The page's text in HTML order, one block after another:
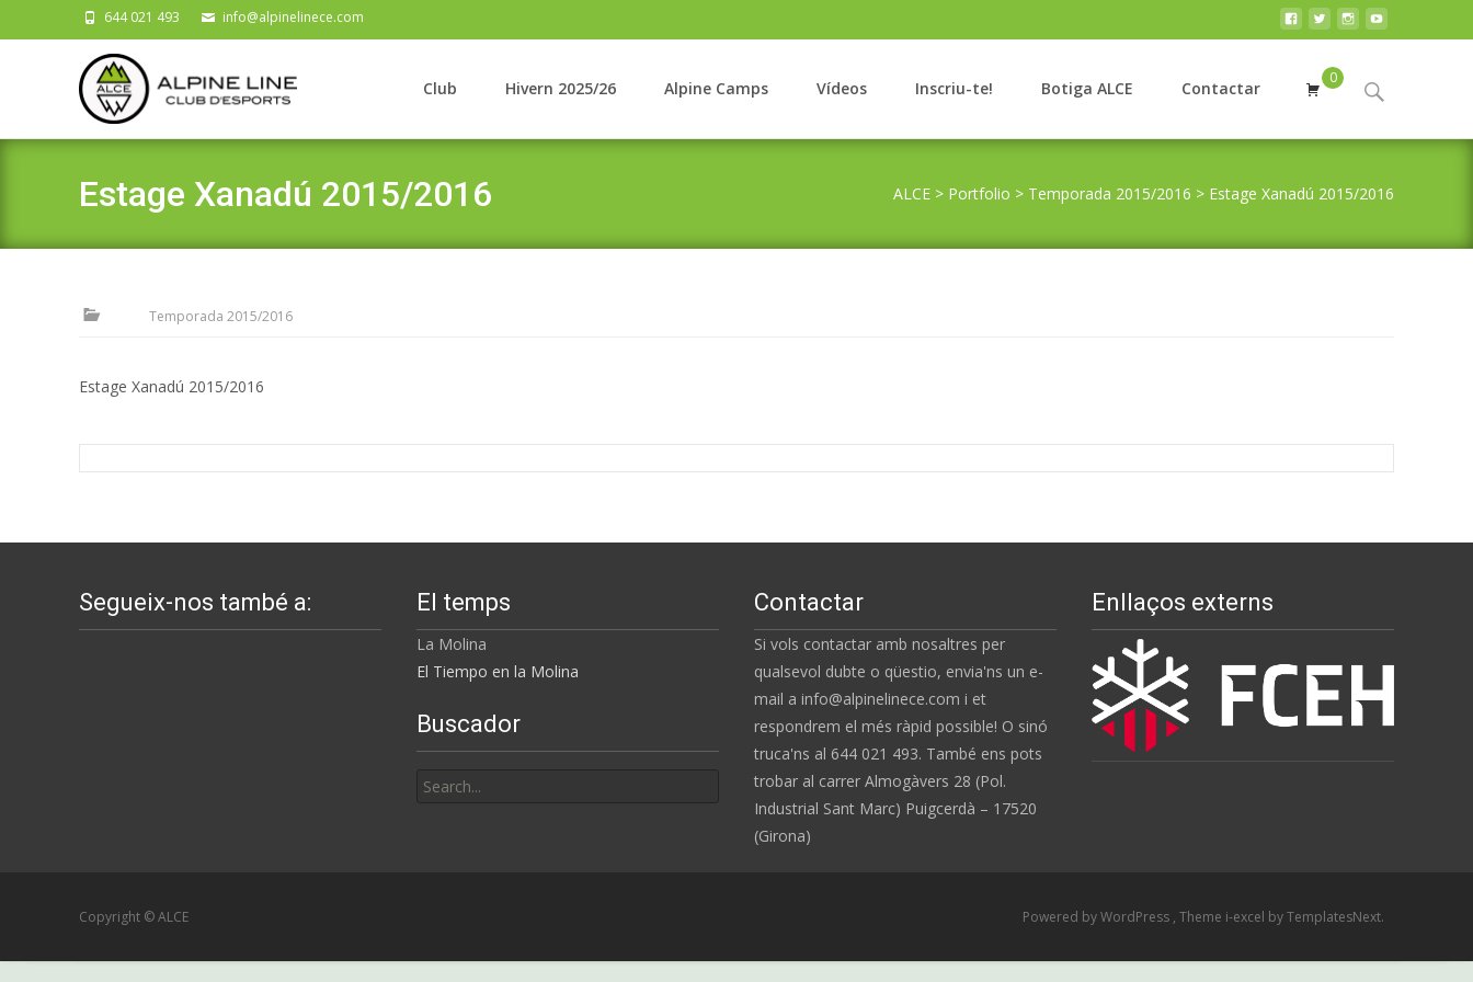
644 021 493 info@alpinelinece.com
Club Hivern 2025/26 Alpine Camps Vídeos Inscriu-te! Botiga ALCE Contactar
0
Search
Estage Xanadú 2015/2016 ALCE > Portfolio > Temporada 2015/2016 > Estage Xanadú 2015/2016
Temporada 2015/2016
Estage Xanadú 2015/2016
Segueix-nos també a: El temps
La Molina
El Tiempo en la Molina
Contactar
Si vols contactar amb nosaltres per
qualsevol dubte o qüestio, envia'ns un e-
mail a info@alpinelinece.com i et
respondrem el més ràpid possible! O sinó
truca'ns al 644 021 493. També ens pots
trobar al carrer Almogàvers 28 (Pol.
Industrial Sant Marc) Puigcerdà – 17520
(Girona)
Enllaços externs
Buscador
for:
Copyright © ALCE Powered by WordPress , Theme i-excel by TemplatesNext.